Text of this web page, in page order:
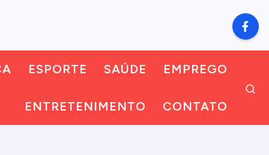
ESPORTE SAÚDE EMPREGO
ENTRETENIMENTO CONTATO